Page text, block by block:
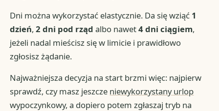
Dni można wykorzystać elastycznie. Da się wziąć 1
dzień,2 dni pod rząd albo nawet4 dni ciągiem,
jeżeli nadal mieścisz się w limicie i prawidłowo
zgłosisz żądanie.
Najważniejsza decyzja na start brzmi więc: najpierw
sprawdź, czy masz jeszcze niewykorzystany urlop
wypoczynkowy, a dopiero potem zgłaszaj tryb na